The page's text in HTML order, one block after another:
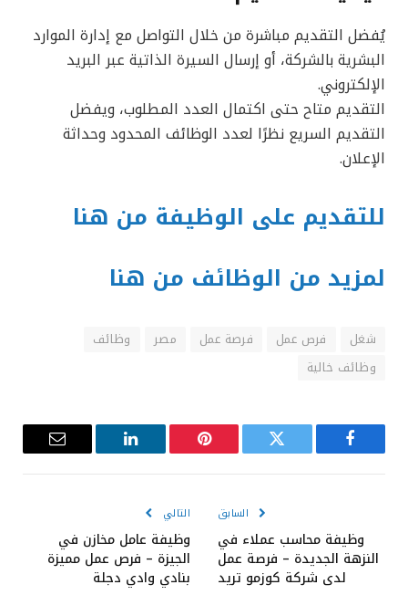
يُفضل التقديم مباشرة من خلال التواصل مع إدارة الموارد
البشرية بالشركة، أو إرسال السيرة الذاتية عبر البريد
الإلكتروني.
التقديم متاح حتى اكتمال العدد المطلوب، ويفضل
التقديم السريع نظرًا لعدد الوظائف المحدود وحداثة
الإعلان.
للتقديم على الوظيفة من هنا
لمزيد من الوظائف من هنا
شغل فرص عمل فرصة عمل مصر
وظائف
وظائف خالية
فيسبوك تويتر بينتيريست لينكدإن
البريد
السابق
وظيفة محاسب عملاء في
النزهة الجديدة – فرصة عمل
لدى شركة كوزمو تريد
التالي
وظيفة عامل مخازن في
الجيزة – فرص عمل مميزة
بنادي وادي دجلة